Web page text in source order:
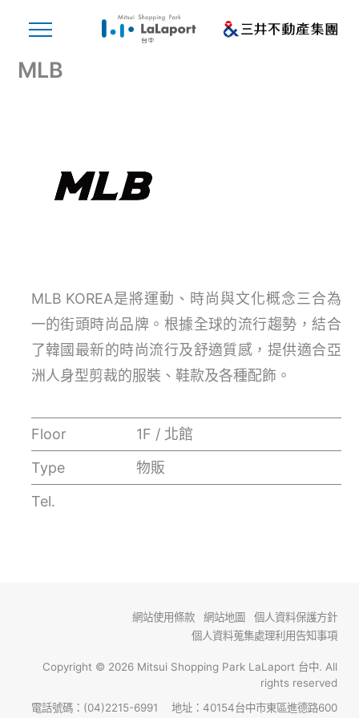
MLB
MLB KOREA是將運動、時尚與文化概念三合為
一的街頭時尚品牌。根據全球的流行趨勢，結合
了韓國最新的時尚流行及舒適質感，提供適合亞
洲人身型剪裁的服裝、鞋款及各種配飾。
Floor
1F / 北館
Type
物販
Tel.
網站使用條款 網站地圖
個人資料保護方針
個人資料蒐集處理利用告知事項
Copyright © 2026 Mitsui Shopping Park LaLaport 台中. All
rights reserved
電話號碼：(04)2215-6991 地址：40154台中市東區進德路600